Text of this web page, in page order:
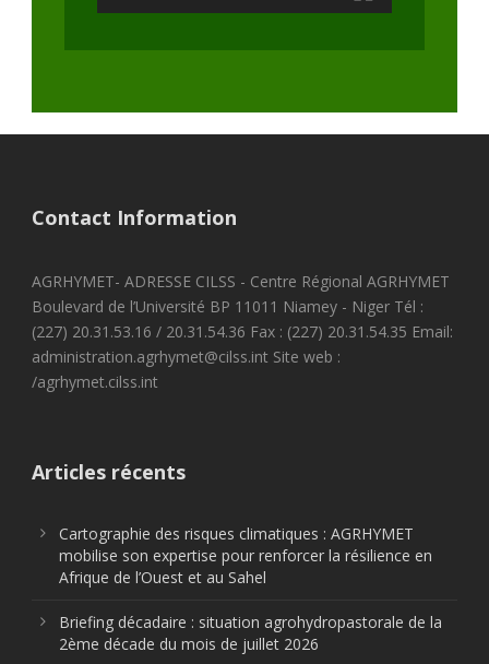
Contact Information
AGRHYMET- ADRESSE CILSS - Centre Régional AGRHYMET
Boulevard de l’Université BP 11011 Niamey - Niger Tél :
(227) 20.31.53.16 / 20.31.54.36 Fax : (227) 20.31.54.35 Email:
administration.agrhymet@cilss.int Site web :
/agrhymet.cilss.int
Articles récents
Cartographie des risques climatiques : AGRHYMET
mobilise son expertise pour renforcer la résilience en
Afrique de l’Ouest et au Sahel
Briefing décadaire : situation agrohydropastorale de la
2ème décade du mois de juillet 2026